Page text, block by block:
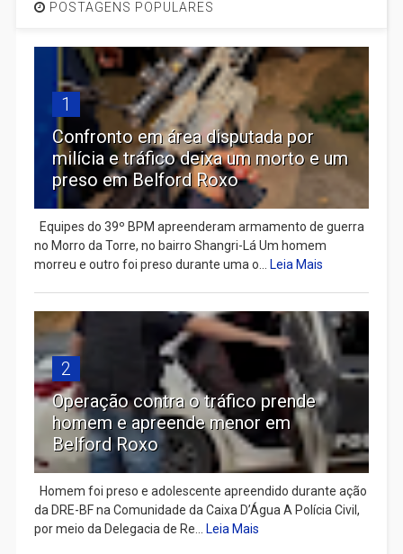
POSTAGENS POPULARES
1
Confronto em área disputada por
milícia e tráfico deixa um morto e um
preso em Belford Roxo
Equipes do 39º BPM apreenderam armamento de guerra
no Morro da Torre, no bairro Shangri-Lá Um homem
morreu e outro foi preso durante uma o...
Leia Mais
2
Operação contra o tráfico prende
homem e apreende menor em
Belford Roxo
Homem foi preso e adolescente apreendido durante ação
da DRE-BF na Comunidade da Caixa D’Água A Polícia Civil,
por meio da Delegacia de Re...
Leia Mais